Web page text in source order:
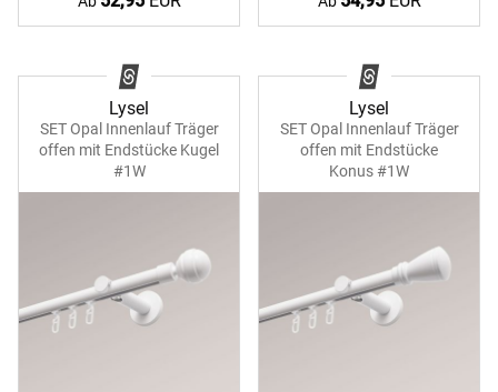
Lysel
SET Opal Innenlauf Träger
offen mit Endstücke Kugel
#1W
Lysel
SET Opal Innenlauf Träger
offen mit Endstücke
Konus #1W